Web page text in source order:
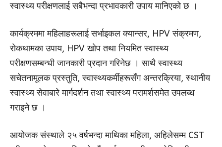
स्वास्थ्य परीक्षणलाई सबैभन्दा प्रभावकारी उपाय मानिएको छ ।
कार्यक्रममा महिलाहरूलाई सर्भाइकल क्यान्सर, HPV संक्रमण,
रोकथामका उपाय, HPV खोप तथा नियमित स्वास्थ्य
परीक्षणसम्बन्धी जानकारी प्रदान गरिनेछ । साथै स्वास्थ्य
सचेतनामूलक प्रस्तुति, स्वास्थ्यकर्मीहरूसँग अन्तरक्रिया, स्थानीय
स्वास्थ्य सेवाबारे मार्गदर्शन तथा स्वास्थ्य परामर्शसमेत उपलब्ध
गराइने छ ।
आयोजक संस्थाले २५ वर्षभन्दा माथिका महिला, अहिलेसम्म CST